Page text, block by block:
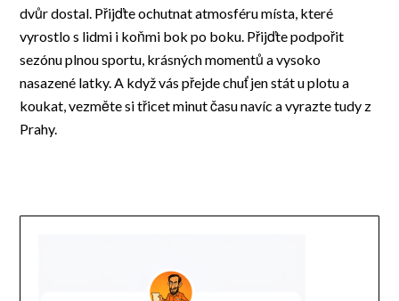
dvůr dostal. Přijďte ochutnat atmosféru místa, které
vyrostlo s lidmi i koňmi bok po boku. Přijďte podpořit
sezónu plnou sportu, krásných momentů a vysoko
nasazené latky. A když vás přejde chuť jen stát u plotu a
koukat, vezměte si třicet minut času navíc a vyrazte tudy z
Prahy.